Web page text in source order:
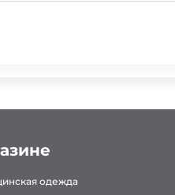
одежда